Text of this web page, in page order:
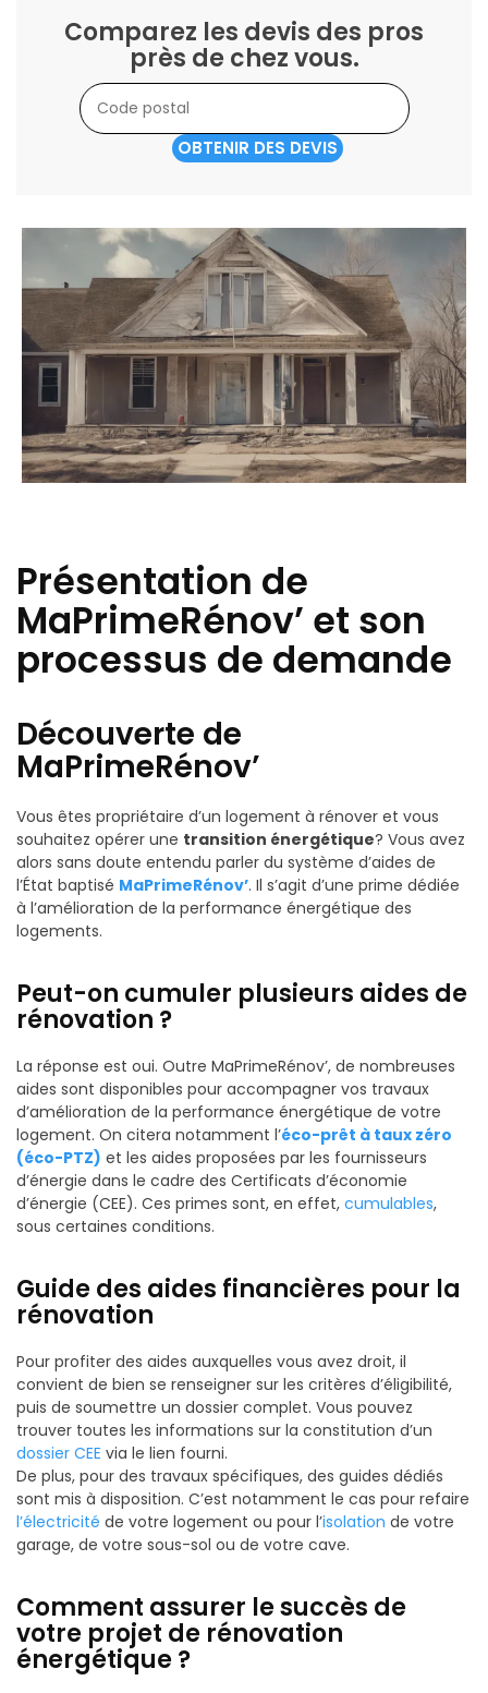
Comparez les devis des pros
près de chez vous.
OBTENIR DES DEVIS
Présentation de
MaPrimeRénov’ et son
processus de demande
Découverte de
MaPrimeRénov’
Vous êtes propriétaire d’un logement à rénover et vous
souhaitez opérer une transition énergétique? Vous avez
alors sans doute entendu parler du système d’aides de
l’État baptisé MaPrimeRénov’. Il s’agit d’une prime dédiée
à l’amélioration de la performance énergétique des
logements.
Peut-on cumuler plusieurs aides de
rénovation ?
La réponse est oui. Outre MaPrimeRénov’, de nombreuses
aides sont disponibles pour accompagner vos travaux
d’amélioration de la performance énergétique de votre
logement. On citera notamment l’éco-prêt à taux zéro
(éco-PTZ) et les aides proposées par les fournisseurs
d’énergie dans le cadre des Certificats d’économie
d’énergie (CEE). Ces primes sont, en effet, cumulables,
sous certaines conditions.
Guide des aides financières pour la
rénovation
Pour profiter des aides auxquelles vous avez droit, il
convient de bien se renseigner sur les critères d’éligibilité,
puis de soumettre un dossier complet. Vous pouvez
trouver toutes les informations sur la constitution d’un
dossier CEE via le lien fourni.
De plus, pour des travaux spécifiques, des guides dédiés
sont mis à disposition. C’est notamment le cas pour refaire
l’électricité de votre logement ou pour l’isolation de votre
garage, de votre sous-sol ou de votre cave.
Comment assurer le succès de
votre projet de rénovation
énergétique ?